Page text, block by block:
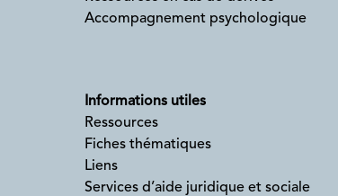
Accompagnement psychologique
Informations utiles
Ressources
Fiches thématiques
Liens
Services d’aide juridique et sociale